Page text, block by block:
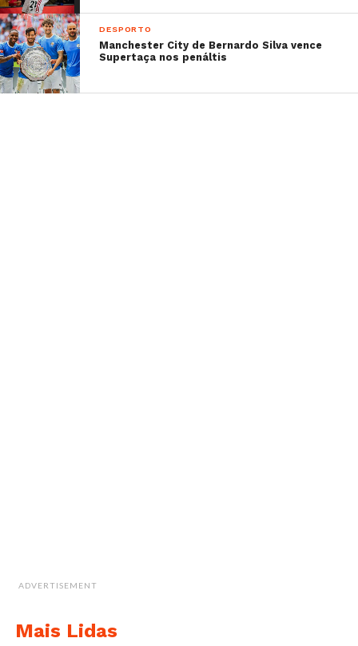
DESPORTO
Manchester City de Bernardo Silva vence
Supertaça nos penáltis
ADVERTISEMENT
Mais Lidas